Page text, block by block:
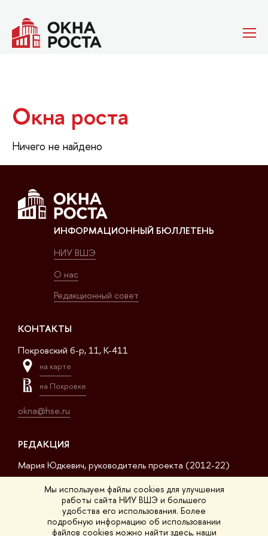
Мы используем файлы cookies для улучшения
работы сайта НИУ ВШЭ и большего
удобства его использования. Более
подробную информацию об использовании
файлов cookies можно найти здесь, наши
Окна роста
Ничего не найдено
ИНФОРМАЦИОННЫЙ БЮЛЛЕТЕНЬ
НИУ ВШЭ
О нас
Редакционный совет
КОНТАКТЫ
Покровский б-р, 11, K-411
на карте
на Покровке
okna@hse.ru
РЕДАКЦИЯ
Мария Юдкевич, руководитель проекта (2012-22)
Дмитрий Дагаев, руководитель проекта (2022-23)
Сергей Матвеев, шеф-редактор (2017-23)
Арсений Кустов, редактор сайта